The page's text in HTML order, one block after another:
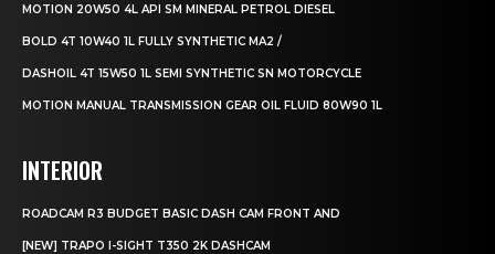
MOTION 20W50 4L API SM MINERAL PETROL DIESEL
BOLD 4T 10W40 1L FULLY SYNTHETIC MA2 /
DASHOIL 4T 15W50 1L SEMI SYNTHETIC SN MOTORCYCLE
MOTION MANUAL TRANSMISSION GEAR OIL FLUID 80W90 1L
INTERIOR
ROADCAM R3 BUDGET BASIC DASH CAM FRONT AND
[NEW] TRAPO I-SIGHT T350 2K DASHCAM